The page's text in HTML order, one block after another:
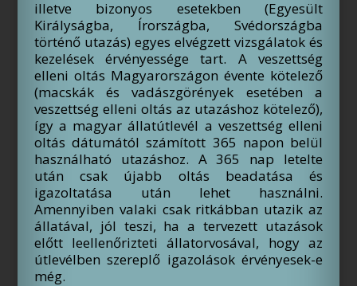
illetve bizonyos esetekben (Egyesült
Királyságba, Írországba, Svédországba
történő utazás) egyes elvégzett vizsgálatok és
kezelések érvényessége tart. A veszettség
elleni oltás Magyarországon évente kötelező
(macskák és vadászgörények esetében a
veszettség elleni oltás az utazáshoz kötelező),
így a magyar állatútlevél a veszettség elleni
oltás dátumától számított 365 napon belül
használható utazáshoz. A 365 nap letelte
után csak újabb oltás beadatása és
igazoltatása után lehet használni.
Amennyiben valaki csak ritkábban utazik az
állatával, jól teszi, ha a tervezett utazások
előtt leellenőrizteti állatorvosával, hogy az
útlevélben szereplő igazolások érvényesek-e
még.